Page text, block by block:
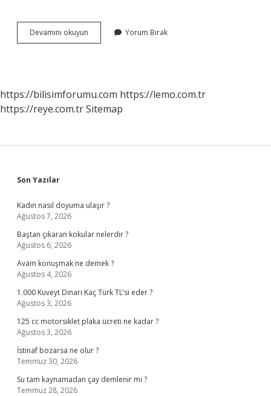
Devamını okuyun
Fiili
Yorum Bırak
https://bilisimforumu.com https://lemo.com.tr
https://reye.com.trSitemap
Sidebar
Son Yazılar
Kadın nasıl doyuma ulaşır ?
Ağustos 7, 2026
Baştan çıkaran kokular nelerdir ?
Ağustos 6, 2026
Avam konuşmak ne demek ?
Ağustos 4, 2026
1.000 Kuveyt Dinarı Kaç Türk TL’si eder ?
Ağustos 3, 2026
125 cc motorsiklet plaka ücreti ne kadar ?
Ağustos 3, 2026
İstinaf bozarsa ne olur ?
Temmuz 30, 2026
Su tam kaynamadan çay demlenir mi ?
Temmuz 28, 2026